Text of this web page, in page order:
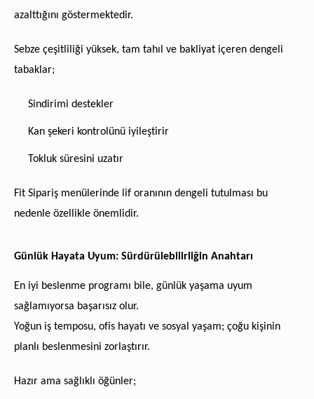
azalttığını göstermektedir.
Sebze çeşitliliği yüksek, tam tahıl ve bakliyat içeren dengeli
tabaklar;
Sindirimi destekler
Kan şekeri kontrolünü iyileştirir
Tokluk süresini uzatır
Fit Sipariş menülerinde lif oranının dengeli tutulması bu
nedenle özellikle önemlidir.
Günlük Hayata Uyum: Sürdürülebilirliğin Anahtarı
En iyi beslenme programı bile, günlük yaşama uyum
sağlamıyorsa başarısız olur.
Yoğun iş temposu, ofis hayatı ve sosyal yaşam; çoğu kişinin
planlı beslenmesini zorlaştırır.
Hazır ama sağlıklı öğünler;